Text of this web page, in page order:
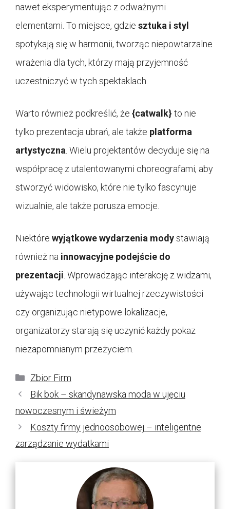
nawet eksperymentując z odważnymi
elementami. To miejsce, gdzie sztuka i styl
spotykają się w harmonii, tworząc niepowtarzalne
wrażenia dla tych, którzy mają przyjemność
uczestniczyć w tych spektaklach.
Warto również podkreślić, że {catwalk} to nie
tylko prezentacja ubrań, ale także platforma
artystyczna. Wielu projektantów decyduje się na
współpracę z utalentowanymi choreografami, aby
stworzyć widowisko, które nie tylko fascynuje
wizualnie, ale także porusza emocje.
Niektóre wyjątkowe wydarzenia modystawiają
również na innowacyjne podejście do
prezentacji. Wprowadzając interakcję z widzami,
używając technologii wirtualnej rzeczywistości
czy organizując nietypowe lokalizacje,
organizatorzy starają się uczynić każdy pokaz
niezapomnianym przeżyciem.
Kategorie
Zbior Firm
Bik bok – skandynawska moda w ujęciu
nowoczesnym i świeżym
Koszty firmy jednoosobowej – inteligentne
zarządzanie wydatkami